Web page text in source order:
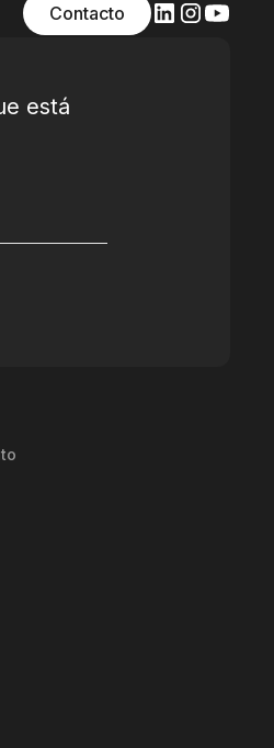
Contacto
está